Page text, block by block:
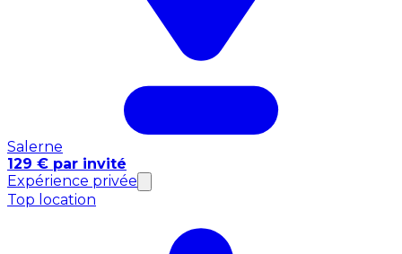
Salerne
129 € par invité
Expérience privée
Top location